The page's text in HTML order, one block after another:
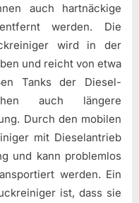
auch hartnäckige
werden. Die
wird in der
und reicht von etwa
Tanks der Diesel-
auch längere
Durch den mobilen
mit Dieselantrieb
und kann problemlos
werden. Ein
ist, dass sie